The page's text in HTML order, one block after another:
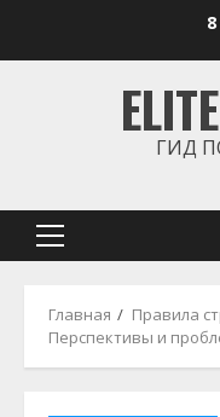
ГИД
Основное
Главная
Правила
Перспективы и